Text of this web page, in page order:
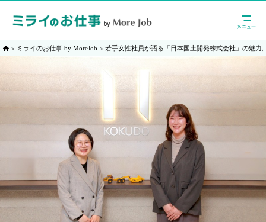
ミライのお仕事 by MoreJob 若手女性社員が語る「日本国土開発株式会社」の魅力